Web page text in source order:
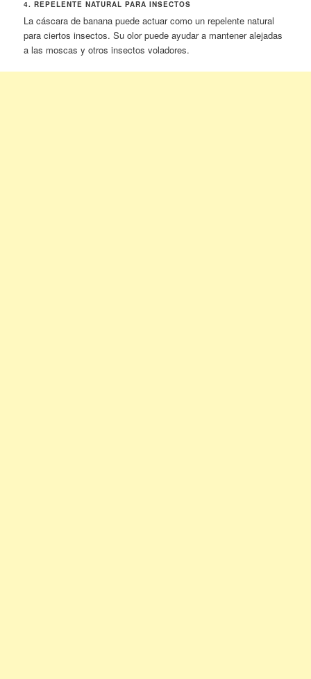
4. REPELENTE NATURAL PARA INSECTOS
La cáscara de banana puede actuar como un repelente natural
para ciertos insectos. Su olor puede ayudar a mantener alejadas
a las moscas y otros insectos voladores.